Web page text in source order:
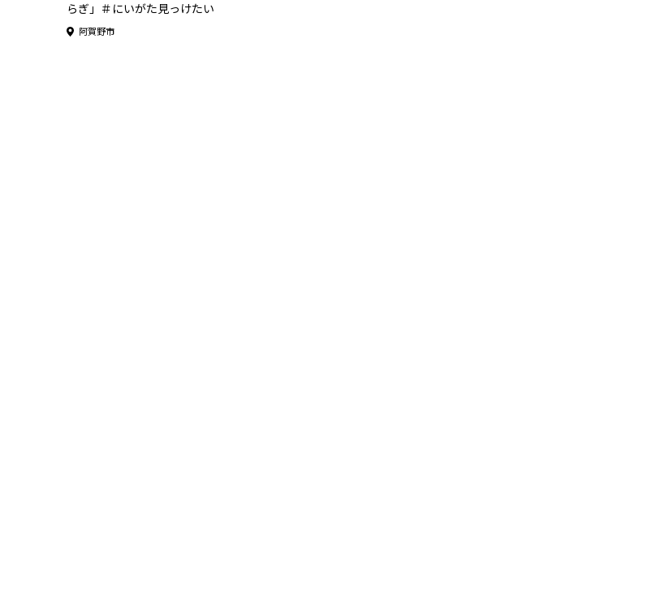
らぎ」＃にいがた見っけたい
阿賀野市